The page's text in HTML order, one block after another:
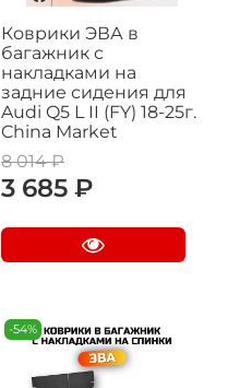
Коврики ЭВА в
багажник с
накладками на
задние сидения для
Audi Q5 L II (FY) 18-25г.
China Market
8 014 ₽
3 685 ₽
-54%